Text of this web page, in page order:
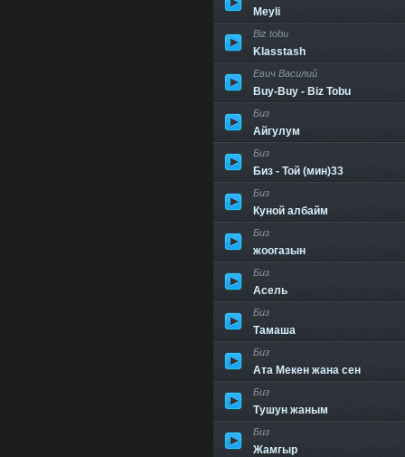
Meyli
Biz tobu
Klasstash
Евич Василий
Buy-Buy - Biz Tobu
Биз
Айгулум
Биз
Биз - Той (мин)33
Биз
Куной албайм
Биз
жоогазын
Биз
Асель
Биз
Тамаша
Биз
Ата Мекен жана сен
Биз
Тушун жаным
Биз
Жамгыр